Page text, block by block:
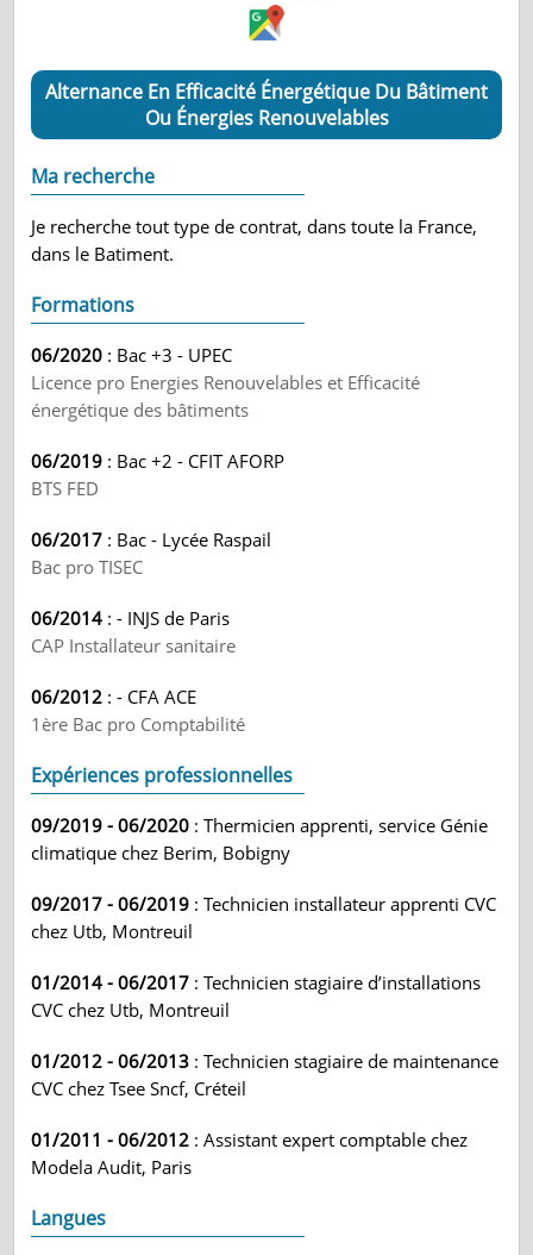
Alternance En Efficacité Énergétique Du Bâtiment
Ou Énergies Renouvelables
Ma recherche
Je recherche tout type de contrat, dans toute la France,
dans le Batiment.
Formations
06/2020 : Bac +3 - UPEC
Licence pro Energies Renouvelables et Efficacité
énergétique des bâtiments
06/2019 : Bac +2 - CFIT AFORP
BTS FED
06/2017 : Bac - Lycée Raspail
Bac pro TISEC
06/2014 : - INJS de Paris
CAP Installateur sanitaire
06/2012 : - CFA ACE
1ère Bac pro Comptabilité
Expériences professionnelles
09/2019 - 06/2020 : Thermicien apprenti, service Génie
climatique chez Berim, Bobigny
09/2017 - 06/2019 : Technicien installateur apprenti CVC
chez Utb, Montreuil
01/2014 - 06/2017 : Technicien stagiaire d’installations
CVC chez Utb, Montreuil
01/2012 - 06/2013 : Technicien stagiaire de maintenance
CVC chez Tsee Sncf, Créteil
01/2011 - 06/2012 : Assistant expert comptable chez
Modela Audit, Paris
Langues